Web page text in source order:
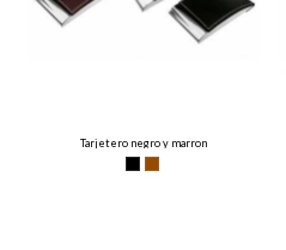
Tarjetero negro y marron